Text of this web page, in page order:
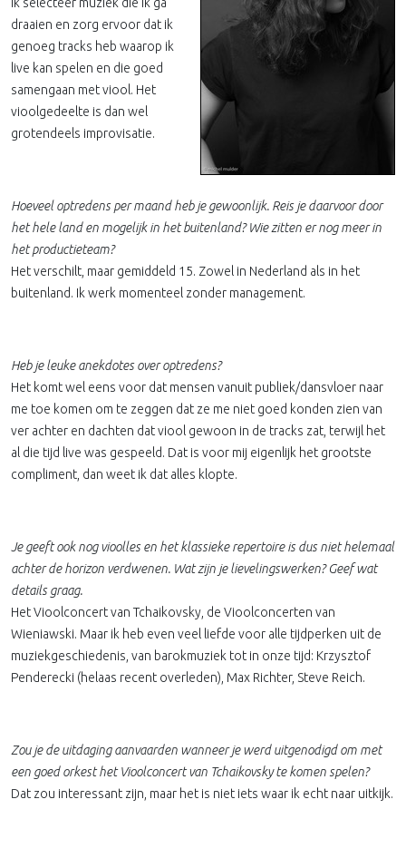
draaien en zorg ervoor dat ik
genoeg tracks heb waarop ik
live kan spelen en die goed
samengaan met viool. Het
vioolgedeelte is dan wel
grotendeels improvisatie.
Hoeveel optredens per maand heb je gewoonlijk. Reis je daarvoor door
het hele land en mogelijk in het buitenland? Wie zitten er nog meer in
het productieteam?
Het verschilt, maar gemiddeld 15. Zowel in Nederland als in het
buitenland. Ik werk momenteel zonder management.
Heb je leuke anekdotes over optredens?
Het komt wel eens voor dat mensen vanuit publiek/dansvloer naar
me toe komen om te zeggen dat ze me niet goed konden zien van
ver achter en dachten dat viool gewoon in de tracks zat, terwijl het
al die tijd live was gespeeld. Dat is voor mij eigenlijk het grootste
compliment, dan weet ik dat alles klopte.
Je geeft ook nog vioolles en het klassieke repertoire is dus niet helemaal
achter de horizon verdwenen. Wat zijn je lievelingswerken? Geef wat
details graag.
Het Vioolconcert van Tchaikovsky, de Vioolconcerten van
Wieniawski. Maar ik heb even veel liefde voor alle tijdperken uit de
muziekgeschiedenis, van barokmuziek tot in onze tijd: Krzysztof
Penderecki (helaas recent overleden), Max Richter, Steve Reich.
Zou je de uitdaging aanvaarden wanneer je werd uitgenodigd om met
een goed orkest het Vioolconcert van Tchaikovsky te komen spelen?
Dat zou interessant zijn, maar het is niet iets waar ik echt naar uitkijk.